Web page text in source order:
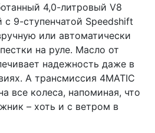
4,0-литровый V8
9-ступенчатой Speedshift
или автоматически
на руле. Масло от
надежность даже в
А трансмиссия 4MATIC
все колеса, напоминая, что
– хоть и с ветром в